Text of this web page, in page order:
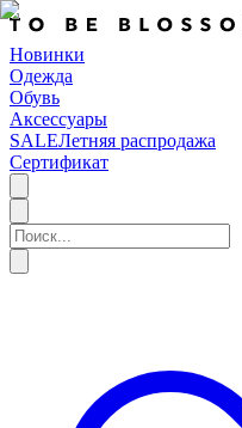
Новинки
Одежда
Обувь
Аксессуары
SALEЛетняя распродажа
Сертификат